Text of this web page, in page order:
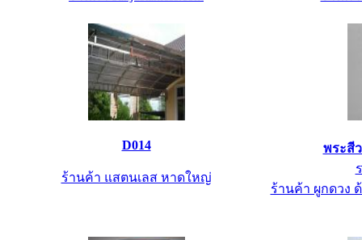
D014
ร้านค้า แสตนเลส หาดใหญ่
พระสี
ร้านค้า ผูกดวง